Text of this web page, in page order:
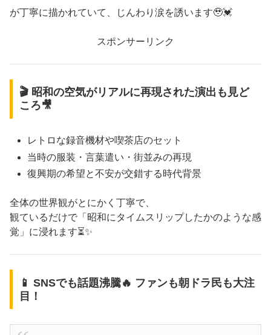
が丁寧に描かれていて、じんわり涙を誘います🥹💓
スポンサーリンク
🎬 昭和の空気がリアルに再現された演出も見ど
ころ🎥
レトロな録音機材や喫茶店のセット
当時の服装・言葉遣い・街並みの再現
復興期の希望と不安が交錯する時代背景
全体の世界観がとにかく丁寧で、
観ているだけで「昭和にタイムスリップしたかのような感
覚」に浸れます⏳✨
📱 SNSでも話題沸騰🔥 ファンも朝ドラ民も大注
目！